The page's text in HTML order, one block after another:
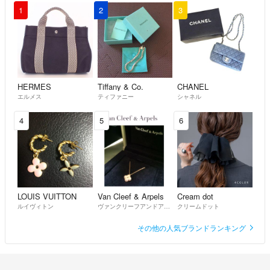
1
HERMES
エルメス
2
Tiffany & Co.
ティファニー
3
CHANEL
シャネル
4
LOUIS VUITTON
ルイヴィトン
5
Van Cleef & Arpels
6
Cream dot
クリームドット
その他の人気ブランドランキング